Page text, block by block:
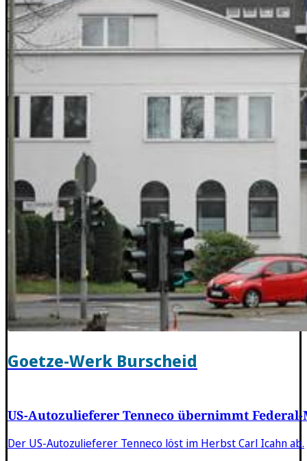
Goetze-Werk Burscheid
US-Autozulieferer Tenneco übernimmt Federal-
Der US-Autozulieferer Tenneco löst im Herbst Carl Icahn ab.